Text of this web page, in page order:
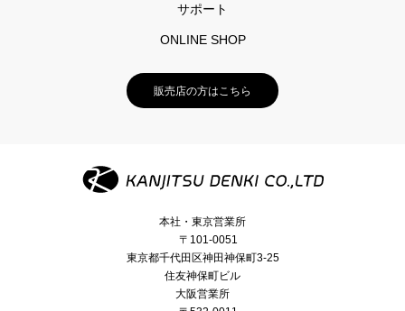
サポート
ONLINE SHOP
販売店の方はこちら
本社・東京営業所
〒101-0051
東京都千代田区神田神保町3-25
住友神保町ビル
大阪営業所